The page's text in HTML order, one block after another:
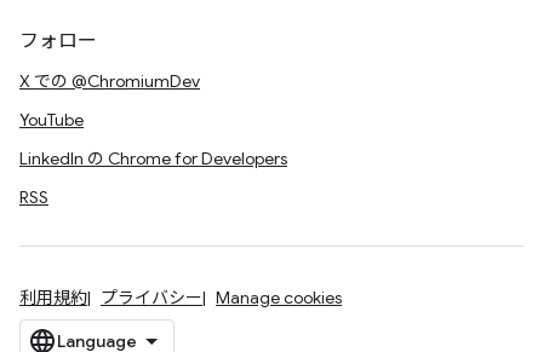
フォロー
X での @ChromiumDev
YouTube
LinkedIn の Chrome for Developers
RSS
利用規約 プライバシー Manage cookies